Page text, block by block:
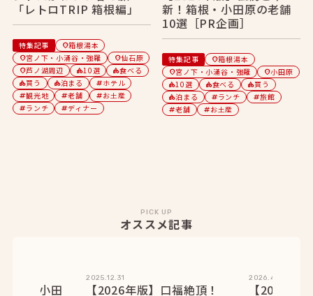
「レトロTRIP 箱根編」
特集記事 location_on箱根湯本
location_on宮ノ下・小涌谷・強羅 location_on仙石原
location_on芦ノ湖周辺 category10選 category食べる
category買う category泊まる tagホテル
tag観光地 tag老舗 tagお土産
tagランチ tagディナー
新！箱根・小田原の老舗
10選［PR企画］
特集記事 location_on箱根湯本
location_on宮ノ下・小涌谷・強羅 location_on小田原
category10選 category食べる category買う
category泊まる tagランチ tag旅館
tag老舗 tagお土産
PICK UP
オススメ記事
根・小田
2025.12.31
【2026年版】口福絶頂！
2026.4.13
【2026年